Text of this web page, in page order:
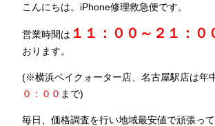
こんにちは。iPhone修理救急便です。
営業時間は １１：００～２１：０
おります。
(※横浜ベイクォーター店、名古屋駅店は年
０：００ まで)
毎日、価格調査を行い地域最安値で頑張って